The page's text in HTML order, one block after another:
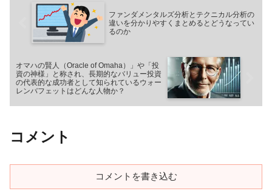
ファンダメンタルズ分析とテクニカル分析の
違いを分かりやすくまとめるとどうなってい
るのか
オマハの賢人（Oracle of Omaha）」や「投
資の神様」と称され、長期的なバリュー投資
の代表的な成功者として知られているウォー
レンバフェットはどんな人物か？
コメント
コメントを書き込む